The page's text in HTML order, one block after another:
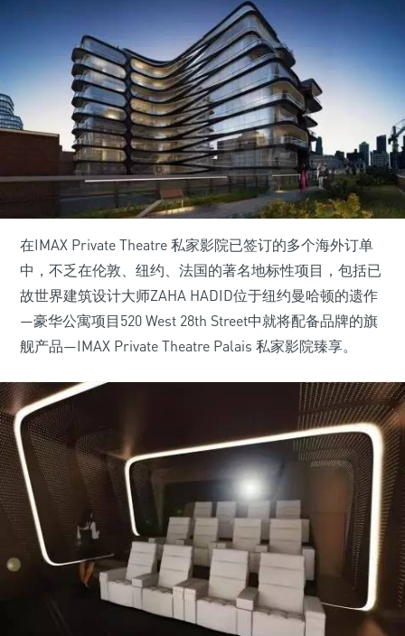
在IMAX Private Theatre 私家影院已签订的多个海外订单
中，不乏在伦敦、纽约、法国的著名地标性项目，包括已
故世界建筑设计大师ZAHA HADID位于纽约曼哈顿的遗作
—豪华公寓项目520 West 28th Street中就将配备品牌的旗
舰产品—IMAX Private Theatre Palais 私家影院臻享。